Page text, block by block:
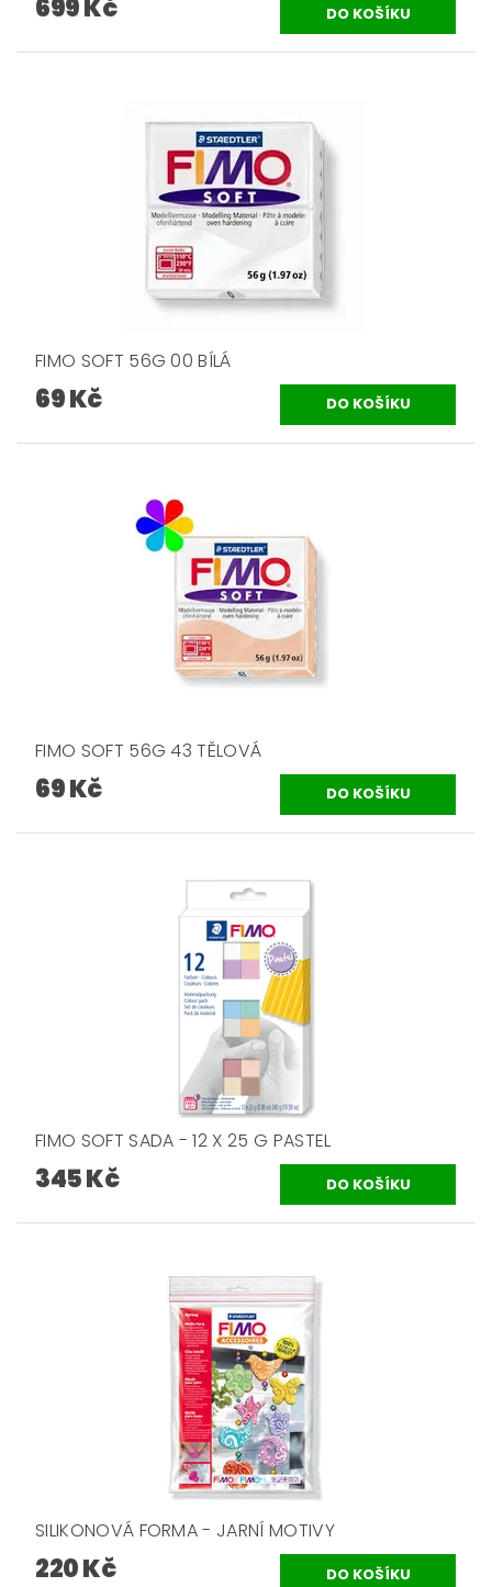
699 Kč
FIMO SOFT 56G 00 BÍLÁ
69 Kč
FIMO SOFT 56G 43 TĚLOVÁ
69 Kč
FIMO SOFT SADA - 12 X 25 G PASTEL
345 Kč
SILIKONOVÁ FORMA - JARNÍ MOTIVY
220 Kč